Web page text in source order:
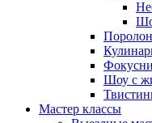
Шоу с
Мастер классы